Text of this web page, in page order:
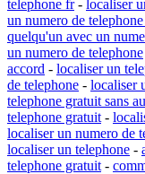
telephone fr- localiser
un numero de
quelqu'un avec un
un numero de telephone
accord - localiser un
de telephone - localiser
telephone gratuit sans
telephone gratuit -
localiser un numero de
localiser un telephone -
telephone gratuit -